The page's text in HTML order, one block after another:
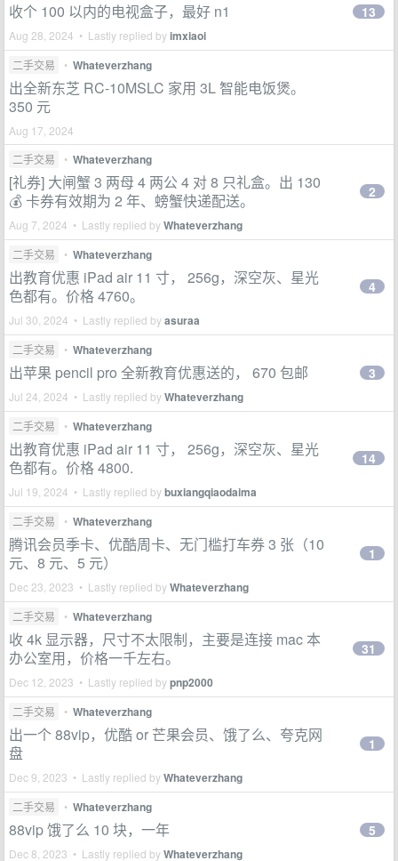
收个 100 以内的电视盒子，最好 n1
Aug 28, 2024 • Lastly replied byimxiaoi
13
二手交易 • Whateverzhang
出全新东芝 RC-10MSLC 家用 3L 智能电饭煲。
350 元
Aug 17, 2024
二手交易
• Whateverzhang
[礼券] 大闸蟹 3 两母 4 两公 4 对 8 只礼盒。出 130
💰 卡券有效期为 2 年、螃蟹快递配送。
Aug 7, 2024 • Lastly replied byWhateverzhang
2
二手交易 • Whateverzhang
出教育优惠 iPad air 11 寸， 256g，深空灰、星光
色都有。价格 4760。
Jul 30, 2024 • Lastly replied byasuraa
4
二手交易 • Whateverzhang
出苹果 pencil pro 全新教育优惠送的， 670 包邮
Jul 24, 2024 • Lastly replied byWhateverzhang
3
二手交易 • Whateverzhang
出教育优惠 iPad air 11 寸， 256g，深空灰、星光
色都有。价格 4800.
Jul 19, 2024 • Lastly replied bybuxiangqiaodaima
14
二手交易 • Whateverzhang
腾讯会员季卡、优酷周卡、无门槛打车券 3 张（10
元、8 元、5 元）
Dec 23, 2023 • Lastly replied byWhateverzhang
1
二手交易 • Whateverzhang
收 4k 显示器，尺寸不太限制，主要是连接 mac 本
办公室用，价格一千左右。
Dec 12, 2023 • Lastly replied bypnp2000
31
二手交易 • Whateverzhang
出一个 88vip，优酷 or 芒果会员、饿了么、夸克网
盘
Dec 9, 2023 • Lastly replied byWhateverzhang
1
二手交易 • Whateverzhang
88vip 饿了么 10 块，一年
Dec 8, 2023 • Lastly replied byWhateverzhang
5